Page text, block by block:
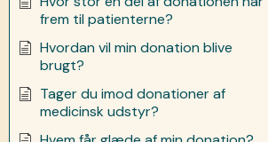
frem til patienterne?
Hvordan vil min donation blive
brugt?
Tager du imod donationer af
medicinsk udstyr?